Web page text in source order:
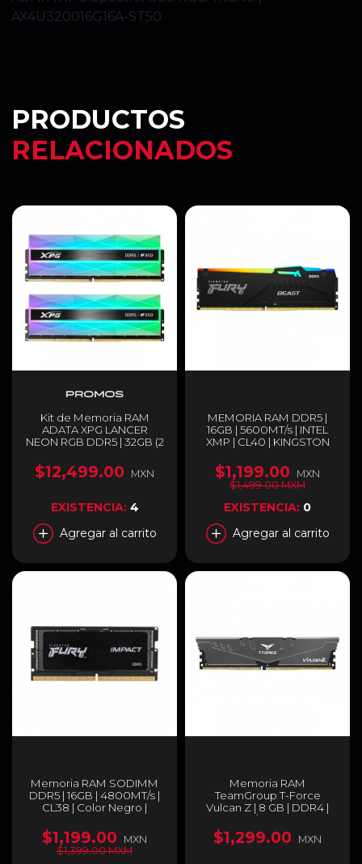
PRODUCTOS
RELACIONADOS
Kit de Memoria RAM
ADATA XPG LANCER
NEON RGB DDR5 | 32GB (2
ECC | 7200 MT/s | CL34 |
XMP / EXPO | 60% RGB |
AX5U7200C3416G-
DCLANRSG
$12,499.00 MXN
EXISTENCIA: 4
Agregar al carrito
MEMORIA RAM DDR5 |
16GB | 5600MT/s | INTEL
XMP | CL40 | KINGSTON
KF556C40BBA-16
$1,199.00
MXN
$1,499.00 MXM
EXISTENCIA: 0
Agregar al carrito
Memoria RAM SODIMM
DDR5 | 16GB | 4800MT/s |
CL38 | Color Negro |
KF548S38IB-16
$1,199.00
MXN
$1,399.00 MXM
Memoria RAM
TeamGroup T-Force
Vulcan Z | 8 GB | DDR4 |
3200 MT/s | CL16 | XMP |
Gris |
TLZGD48G3200HC16F01
$1,299.00 MXN